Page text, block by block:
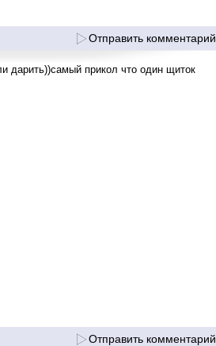
Отправить комментарий
дарить))самый прикол что один щиток
Отправить комментарий